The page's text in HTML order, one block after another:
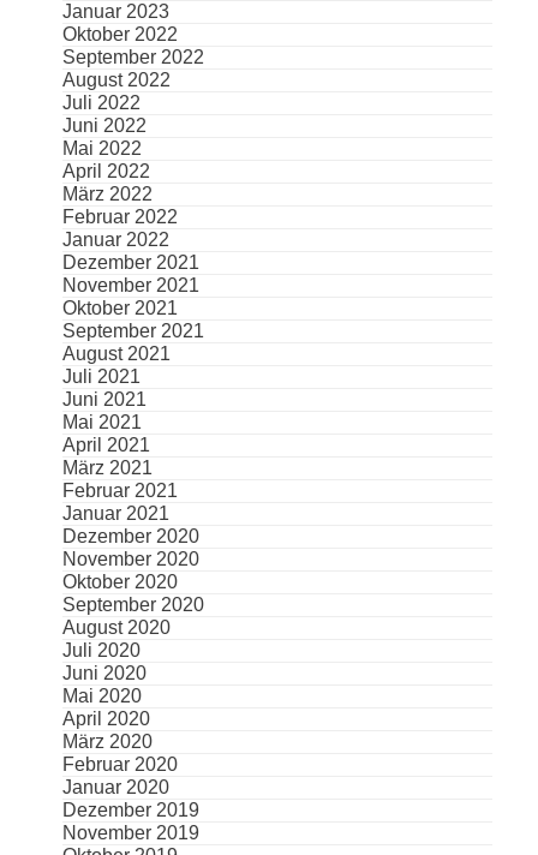
Januar 2023
Oktober 2022
September 2022
August 2022
Juli 2022
Juni 2022
Mai 2022
April 2022
März 2022
Februar 2022
Januar 2022
Dezember 2021
November 2021
Oktober 2021
September 2021
August 2021
Juli 2021
Juni 2021
Mai 2021
April 2021
März 2021
Februar 2021
Januar 2021
Dezember 2020
November 2020
Oktober 2020
September 2020
August 2020
Juli 2020
Juni 2020
Mai 2020
April 2020
März 2020
Februar 2020
Januar 2020
Dezember 2019
November 2019